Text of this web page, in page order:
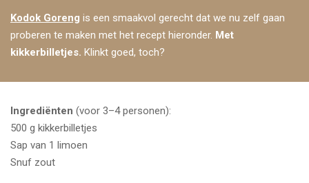
Kodok Goreng is een smaakvol gerecht dat we nu zelf gaan
proberen te maken met het recept hieronder. Met
kikkerbilletjes. Klinkt goed, toch?
Ingrediënten (voor 3–4 personen):
500 g kikkerbilletjes
Sap van 1 limoen
Snuf zout